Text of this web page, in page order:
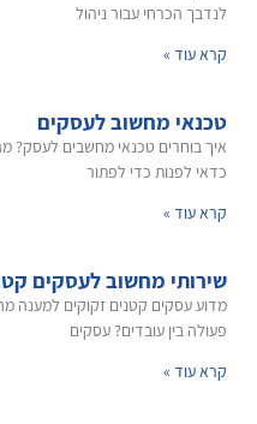
לנדבך הכרחי עבור ניהול
קרא עוד »
טכנאי מחשוב לעסקים
איך בוחרים טכנאי מחשבים לעסק?
כדאי לפנות כדי לפתור
קרא עוד »
שירותי מחשוב לעסקים
מדוע עסקים קטנים זקוקים למענה
פעולה בין עובדים? עסקים
קרא עוד »